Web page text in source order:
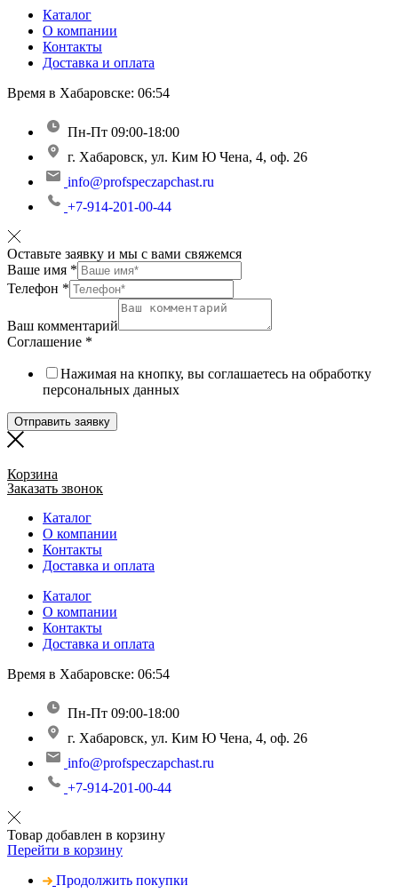
Каталог
О компании
Контакты
Доставка и оплата
Время в Хабаровске: 06:54
Пн-Пт 09:00-18:00
г. Хабаровск, ул. Ким Ю Чена, 4, оф. 26
info@profspeczapchast.ru
+7-914-201-00-44
Оставьте заявку и мы с вами свяжемся
Ваше имя *
Телефон *
Ваш комментарий
Соглашение *
Нажимая на кнопку, вы соглашаетесь на обработку
персональных данных
Отправить заявку
Корзина
Заказать звонок
Каталог
О компании
Контакты
Доставка и оплата
Каталог
О компании
Контакты
Доставка и оплата
Время в Хабаровске: 06:54
Пн-Пт 09:00-18:00
г. Хабаровск, ул. Ким Ю Чена, 4, оф. 26
info@profspeczapchast.ru
+7-914-201-00-44
Товар добавлен в корзину
Перейти в корзину
Продолжить покупки